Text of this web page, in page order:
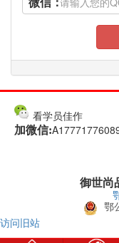
看学员佳作
加微信:
御世尚
鄂
访问旧站